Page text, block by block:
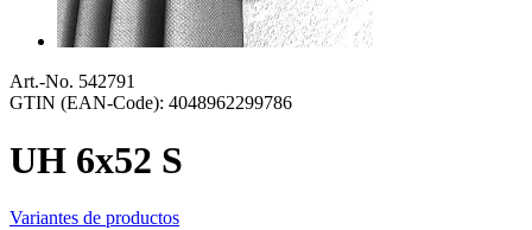
Art.-No. 542791
GTIN (EAN-Code): 4048962299786
UH 6x52 S
Variantes de productos